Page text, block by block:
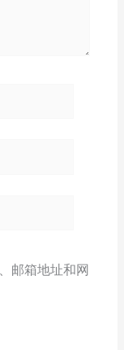
邮箱地址和网